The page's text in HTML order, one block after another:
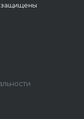
защищены